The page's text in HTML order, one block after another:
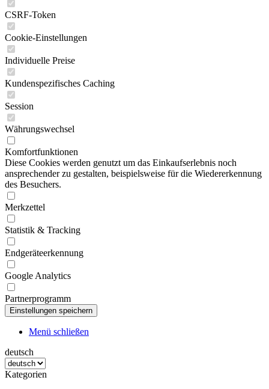
CSRF-Token
Cookie-Einstellungen
Individuelle Preise
Kundenspezifisches Caching
Session
Währungswechsel
Komfortfunktionen
Diese Cookies werden genutzt um das Einkaufserlebnis noch
ansprechender zu gestalten, beispielsweise für die Wiedererkennung
des Besuchers.
Merkzettel
Statistik & Tracking
Endgeräteerkennung
Google Analytics
Partnerprogramm
Menü schließen
deutsch
Kategorien